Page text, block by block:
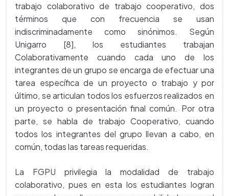
trabajo colaborativo de trabajo cooperativo, dos
términos que con frecuencia se usan
indiscriminadamente como sinónimos. Según
Unigarro [8], los estudiantes trabajan
Colaborativamente cuando cada uno de los
integrantes de un grupo se encarga de efectuar una
tarea específica de un proyecto o trabajo y por
último, se articulan todos los esfuerzos realizados en
un proyecto o presentación final común. Por otra
parte, se habla de trabajo Cooperativo, cuando
todos los integrantes del grupo llevan a cabo, en
común, todas las tareas requeridas.
La FGPU privilegia la modalidad de trabajo
colaborativo, pues en esta los estudiantes logran